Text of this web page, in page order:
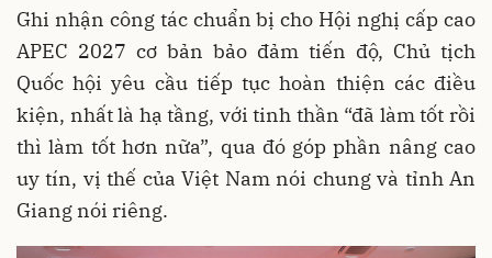
Ghi nhận công tác chuẩn bị cho Hội nghị cấp cao
APEC 2027 cơ bản bảo đảm tiến độ, Chủ tịch
Quốc hội yêu cầu tiếp tục hoàn thiện các điều
kiện, nhất là hạ tầng, với tinh thần “đã làm tốt rồi
thì làm tốt hơn nữa”, qua đó góp phần nâng cao
uy tín, vị thế của Việt Nam nói chung và tỉnh An
Giang nói riêng.